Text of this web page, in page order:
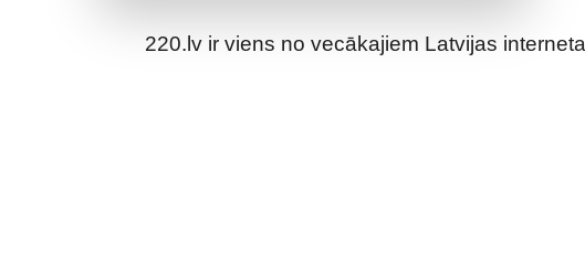
220.lv ir viens no vecākajiem Latvijas